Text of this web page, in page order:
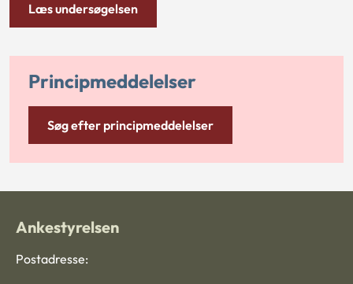
Læs undersøgelsen
Principmeddelelser
Søg efter principmeddelelser
Ankestyrelsen
Postadresse: